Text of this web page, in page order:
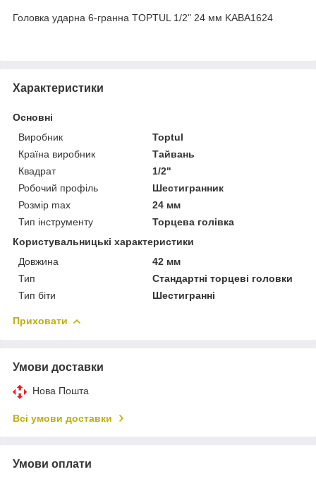
Головка ударна 6-гранна TOPTUL 1/2" 24 мм KABA1624
Характеристики
Основні
Виробник
Toptul
Країна виробник
Тайвань
Квадрат
1/2"
Робочий профіль
Шестигранник
Розмір max
24 мм
Тип інструменту
Торцева голівка
Користувальницькі характеристики
Довжина
42 мм
Тип
Стандартні торцеві головки
Тип біти
Шестигранні
Приховати
Умови доставки
Нова Пошта
Всі умови доставки
Умови оплати